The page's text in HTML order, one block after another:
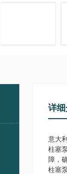
详
意大
柱塞
障，
柱塞